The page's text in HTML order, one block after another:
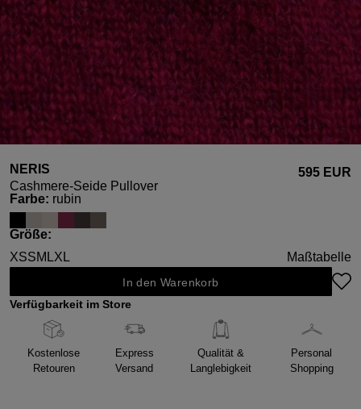
NERIS
Cashmere-Seide Pullover
595 EUR
Farbeauswählen
: rubin
Größeauswählen
:
XSSM LXL Maßtabelle
In den Warenkorb
Verfügbarkeit im Store
Kostenlose
Retouren
Express
Versand
Qualität &
Langlebigkeit
Personal
Shopping